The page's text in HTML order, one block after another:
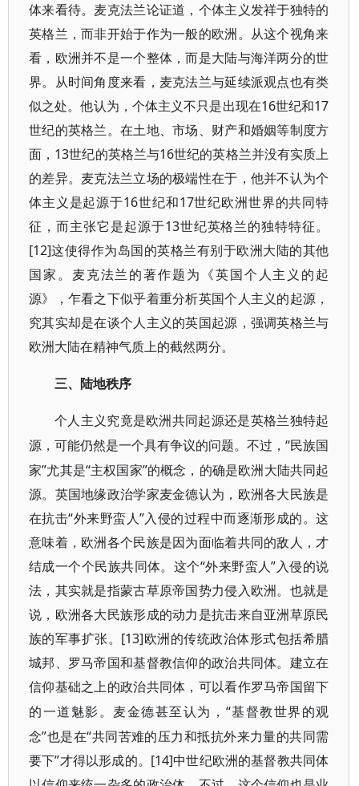
体来看待。麦克法兰论证道，个体主义发祥于独特的
英格兰，而非开始于作为一般的欧洲。从这个视角来
看，欧洲并不是一个整体，而是大陆与海洋两分的世
界。从时间角度来看，麦克法兰与延续派观点也有类
似之处。他认为，个体主义不只是出现在16世纪和17
世纪的英格兰。在土地、市场、财产和婚姻等制度方
面，13世纪的英格兰与16世纪的英格兰并没有实质上
的差异。麦克法兰立场的极端性在于，他并不认为个
体主义是起源于16世纪和17世纪欧洲世界的共同特
征，而主张它是起源于13世纪英格兰的独特特征。
[12]这使得作为岛国的英格兰有别于欧洲大陆的其他
国家。麦克法兰的著作题为《英国个人主义的起
源》，乍看之下似乎着重分析英国个人主义的起源，
究其实却是在谈个人主义的英国起源，强调英格兰与
欧洲大陆在精神气质上的截然两分。
三、陆地秩序
个人主义究竟是欧洲共同起源还是英格兰独特起
源，可能仍然是一个具有争议的问题。不过，“民族国
家”尤其是“主权国家”的概念，的确是欧洲大陆共同起
源。英国地缘政治学家麦金德认为，欧洲各大民族是
在抗击“外来野蛮人”入侵的过程中而逐渐形成的。这
意味着，欧洲各个民族是因为面临着共同的敌人，才
结成一个个民族共同体。这个“外来野蛮人”入侵的说
法，其实就是指蒙古草原帝国势力侵入欧洲。也就是
说，欧洲各大民族形成的动力是抗击来自亚洲草原民
族的军事扩张。[13]欧洲的传统政治体形式包括希腊
城邦、罗马帝国和基督教信仰的政治共同体。建立在
信仰基础之上的政治共同体，可以看作罗马帝国留下
的一道魅影。麦金德甚至认为， “基督教世界的观
念”也是在“共同苦难的压力和抵抗外来力量的共同需
要下”才得以形成的。[14]中世纪欧洲的基督教共同体